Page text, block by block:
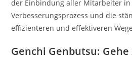
der Einbindung aller Mitarbeiter in
Verbesserungsprozess und die
effizienteren und effektiveren
Genchi Genbutsu: